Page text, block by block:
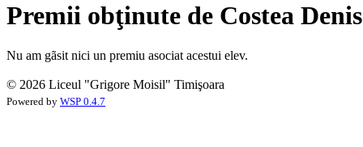
Premii obţinute de Costea
Nu am gãsit nici un premiu asociat acestui elev.
© 2026 Liceul "Grigore Moisil" Timişoara
Powered by WSP 0.4.7